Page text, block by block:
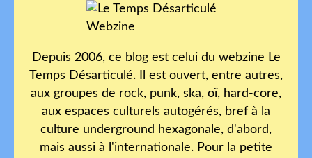
Depuis 2006, ce blog est celui du webzine Le
Temps Désarticulé. Il est ouvert, entre autres,
aux groupes de rock, punk, ska, oï, hard-core,
aux espaces culturels autogérés, bref à la
culture underground hexagonale, d'abord,
mais aussi à l'internationale. Pour la petite